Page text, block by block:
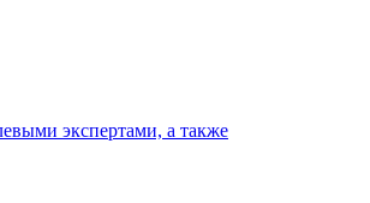
экспертами, а также